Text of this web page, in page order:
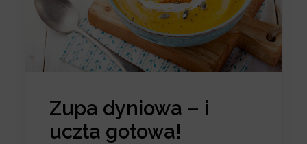
Zupa dyniowa – i
uczta gotowa!